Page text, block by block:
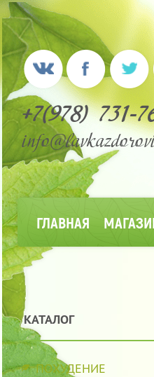
+7(978) 731-
ГЛАВНАЯ
КАТАЛОГ
ПОХУДЕНИЕ